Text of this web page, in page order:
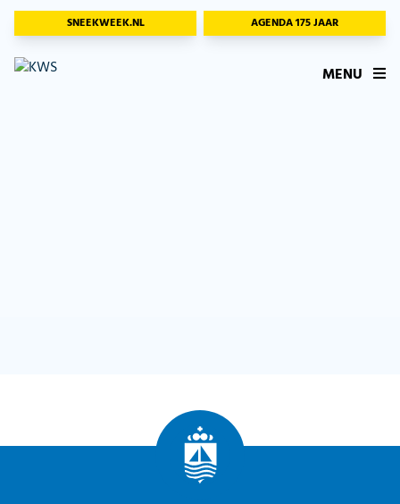
SNEEKWEEK.NL AGENDA 175 JAAR
MENU